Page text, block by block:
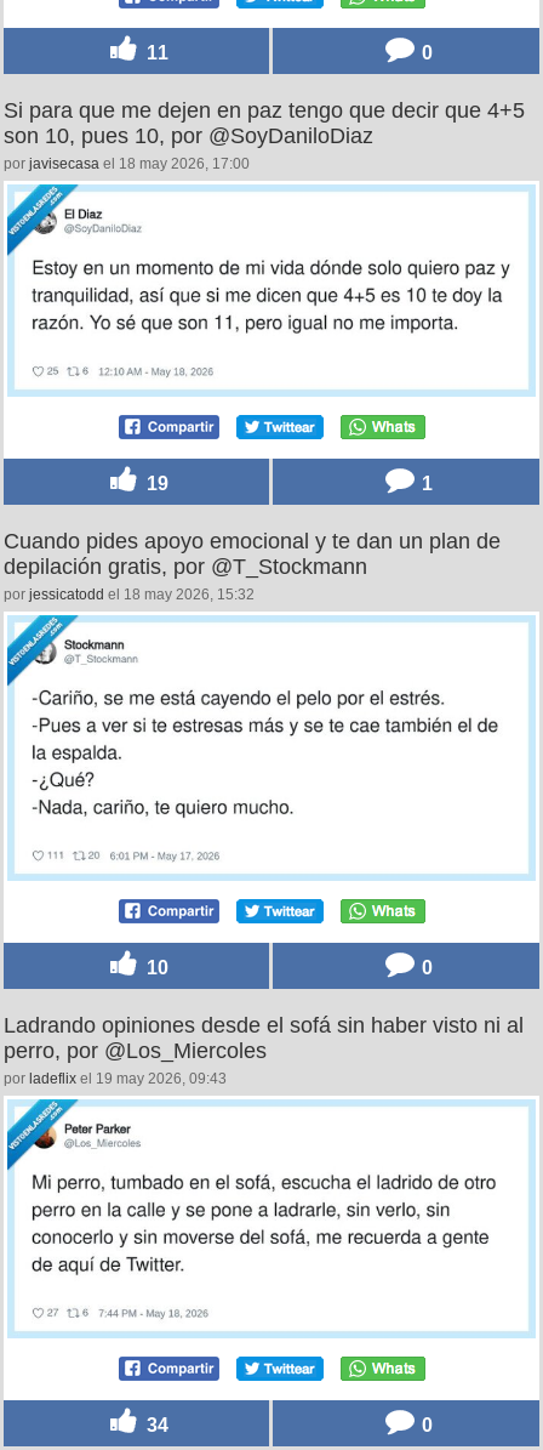
11 0
Si para que me dejen en paz tengo que decir que 4+5
son 10, pues 10, por @SoyDaniloDiaz
por javisecasa el 18 may 2026, 17:00
19 1
Cuando pides apoyo emocional y te dan un plan de
depilación gratis, por @T_Stockmann
por jessicatodd el 18 may 2026, 15:32
10 0
Ladrando opiniones desde el sofá sin haber visto ni al
perro, por @Los_Miercoles
por ladeflix el 19 may 2026, 09:43
34 0